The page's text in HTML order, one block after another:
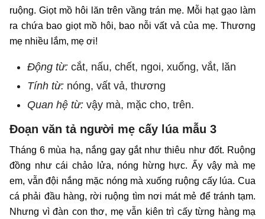
ruộng. Giọt mồ hôi lăn trên vầng trán mẹ. Mỗi hạt gạo làm
ra chứa bao giọt mồ hôi, bao nỗi vất vả của mẹ. Thương
mẹ nhiều lắm, mẹ ơi!
Động từ: cắt, nấu, chết, ngoi, xuống, vắt, lăn
Tính từ: nóng, vất vả, thương
Quan hệ từ: vậy mà, mặc cho, trên.
Đoạn văn tả người mẹ cấy lúa mẫu 3
Tháng 6 mùa hạ, nắng gay gắt như thiêu như đốt. Ruộng
đồng như cái chảo lửa, nóng hừng hực. Ấy vậy mà mẹ
em, vẫn đội nắng mặc nóng mà xuống ruộng cấy lúa. Cua
cá phải đầu hàng, rời ruộng tìm nơi mát mẻ để tránh tạm.
Nhưng vì đàn con thơ, mẹ vẫn kiên trì cấy từng hàng mạ